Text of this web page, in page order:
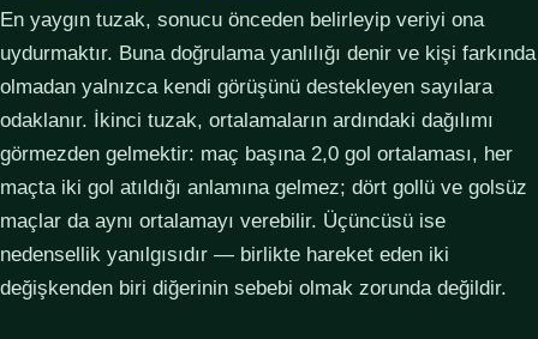
En yaygın tuzak, sonucu önceden belirleyip veriyi ona
uydurmaktır. Buna doğrulama yanlılığı denir ve kişi farkında
olmadan yalnızca kendi görüşünü destekleyen sayılara
odaklanır. İkinci tuzak, ortalamaların ardındaki dağılımı
görmezden gelmektir: maç başına 2,0 gol ortalaması, her
maçta iki gol atıldığı anlamına gelmez; dört gollü ve golsüz
maçlar da aynı ortalamayı verebilir. Üçüncüsü ise
nedensellik yanılgısıdır — birlikte hareket eden iki
değişkenden biri diğerinin sebebi olmak zorunda değildir.